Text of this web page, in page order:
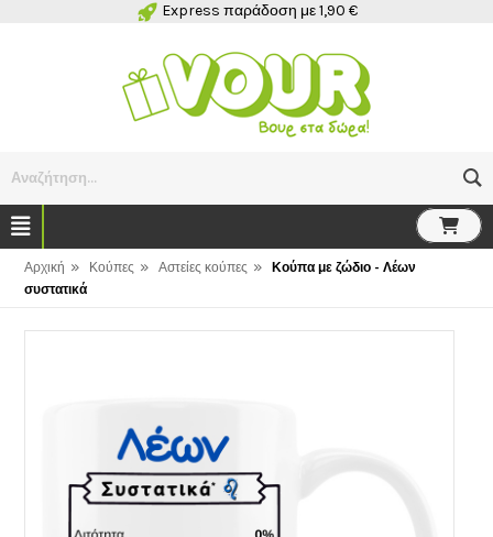
Express παράδοση με 1,90 €
Αναζήτηση...
Αρχική » Κούπες » Αστείες κούπες »
Κούπα με ζώδιο - Λέων
συστατικά